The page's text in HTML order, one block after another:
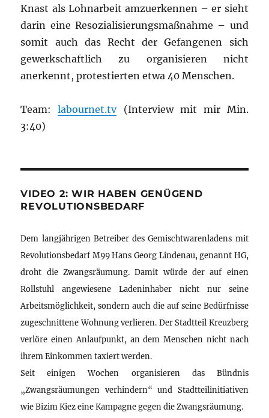
Knast als Lohnarbeit amzuerkennen – er sieht
darin eine Resozialisierungsmaßnahme – und
somit auch das Recht der Gefangenen sich
gewerkschaftlich zu organisieren nicht
anerkennt, protestierten etwa 40 Menschen.
Team:labournet.tv(Interview mit mir Min.
3:40)
VIDEO 2: WIR HABEN GENÜGEND
REVOLUTIONSBEDARF
Dem langjährigen Betreiber des Gemischtwarenladens mit
Revolutionsbedarf M99 Hans Georg Lindenau, genannt HG,
droht die Zwangsräumung. Damit würde der auf einen
Rollstuhl angewiesene Ladeninhaber nicht nur seine
Arbeitsmöglichkeit, sondern auch die auf seine Bedürfnisse
zugeschnittene Wohnung verlieren. Der Stadtteil Kreuzberg
verlöre einen Anlaufpunkt, an dem Menschen nicht nach
ihrem Einkommen taxiert werden.
Seit einigen Wochen organisieren das Bündnis
„Zwangsräumungen verhindern“ und Stadtteilinitiativen
wie Bizim Kiez eine Kampagne gegen die Zwangsräumung.